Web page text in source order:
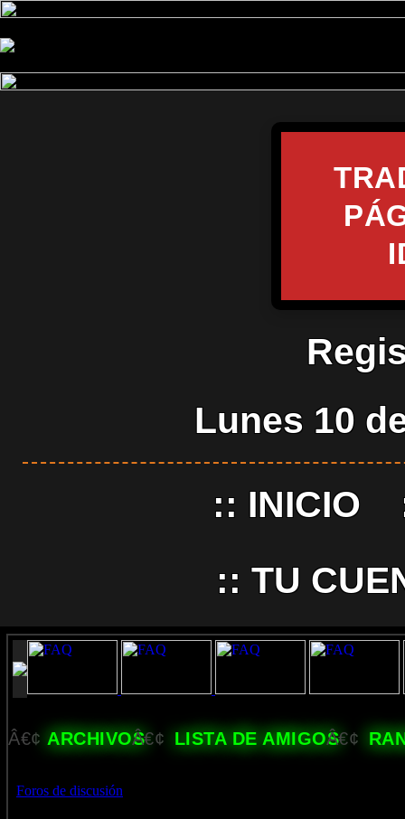
Lunes 10
:: INICIO
:: TU
Â€¢ ARCHIVOSÂ€¢ LISTA DE AMIGOSÂ€¢
Foros de discusión